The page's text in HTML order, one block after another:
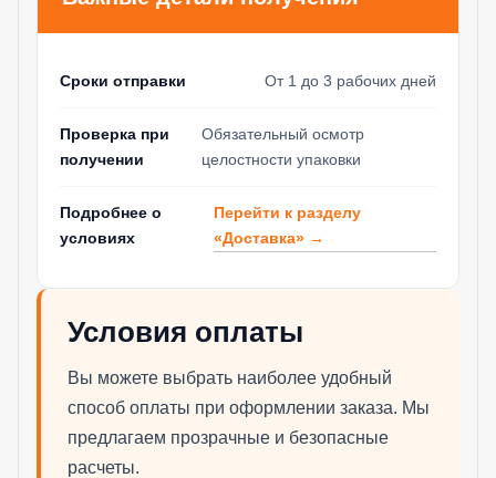
Сроки отправки От 1 до 3 рабочих дней
Проверка при
получении
Обязательный осмотр
целостности упаковки
Подробнее о
условиях
Перейти к разделу
«Доставка» →
Условия оплаты
Вы можете выбрать наиболее удобный
способ оплаты при оформлении заказа. Мы
предлагаем прозрачные и безопасные
расчеты.